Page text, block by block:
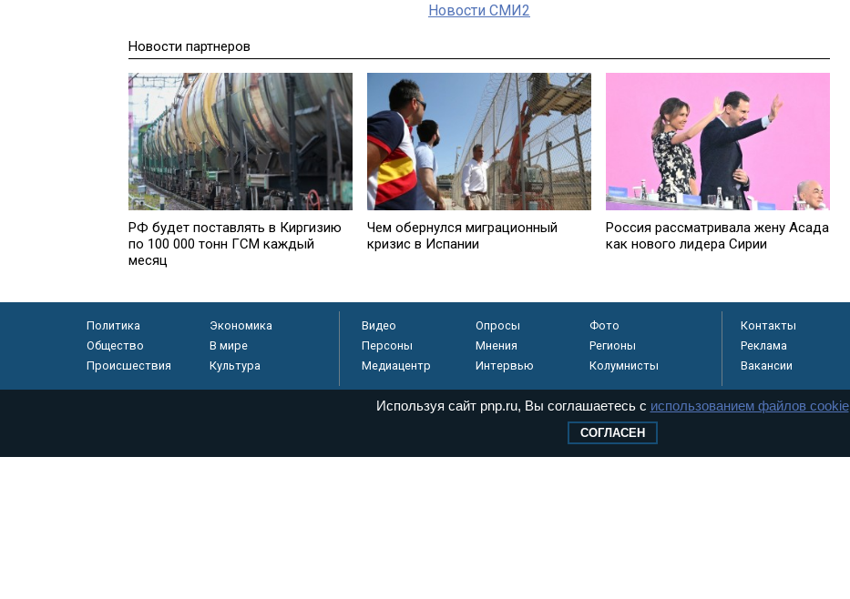
Новости СМИ2
Новости партнеров
РФ будет поставлять в Киргизию
по 100 000 тонн ГСМ каждый
месяц
Чем обернулся миграционный
кризис в Испании
Россия рассматривала жену Асада
как нового лидера Сирии
Политика
Экономика
Общество
В мире
Происшествия
Культура
Видео Опросы
Фото
Персоны
Мнения
Регионы
Медиацентр
Интервью Колумнисты
Контакты
Реклама
Вакансии
Федеральной службе по надзору в сфере связи, информационных технологий и
Используя сайт pnp.ru, Вы соглашаетесь с использованием файлов cookie
СОГЛАСЕН